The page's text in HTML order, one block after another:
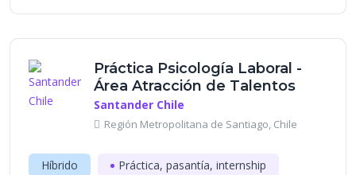
Práctica Psicología Laboral -
Área Atracción de Talentos
Santander Chile
Región Metropolitana de Santiago, Chile
Híbrido Práctica, pasantía, internship